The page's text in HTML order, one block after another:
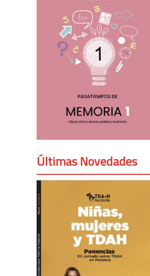
Últimas Novedades